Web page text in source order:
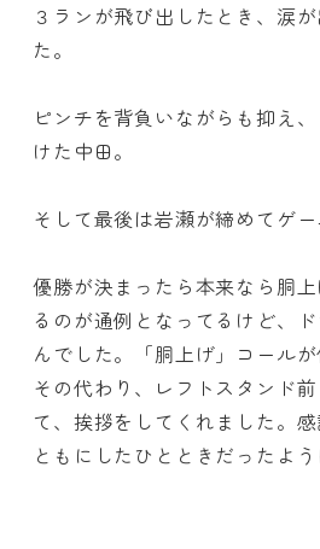
３ランが飛び出したとき、涙
た。
ピンチを背負いながらも抑え
けた中田。
そして最後は岩瀬が締めてゲー
優勝が決まったら本来なら胴
るのが通例となってるけど、
んでした。「胴上げ」コールが
その代わり、レフトスタンド
て、挨拶をしてくれました。
ともにしたひとときだったよう